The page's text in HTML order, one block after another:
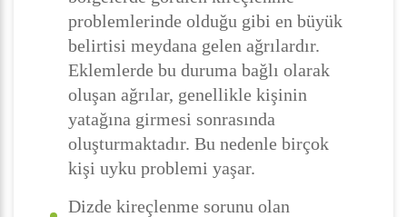
problemlerinde olduğu gibi en büyük
belirtisi meydana gelen ağrılardır.
Eklemlerde bu duruma bağlı olarak
oluşan ağrılar, genellikle kişinin
yatağına girmesi sonrasında
oluşturmaktadır. Bu nedenle birçok
kişi uyku problemi yaşar.
Dizde kireçlenme sorunu olan